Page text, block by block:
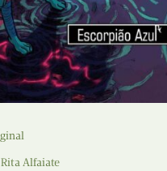
Rita Alfaiate